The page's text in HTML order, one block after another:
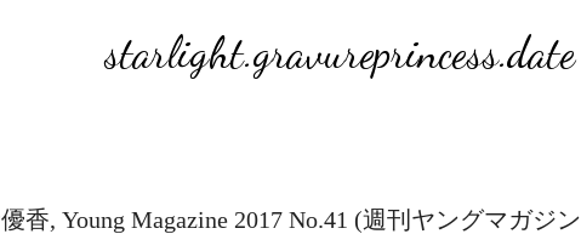
starlight.gravureprincess.date
香, Young Magazine 2017 No.41 (週刊ヤングマガジン